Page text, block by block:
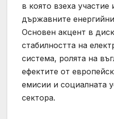
в която взеха
държавните
Основен акцент в
стабилността на
система, ролята на
ефектите от
емисии и социалната
сектора.